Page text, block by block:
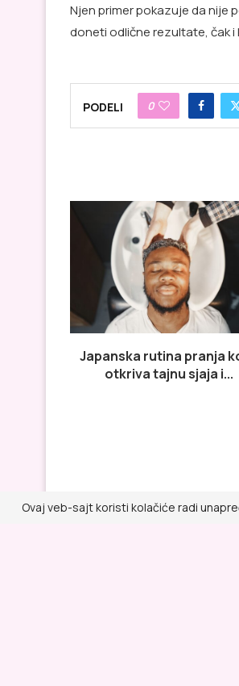
Njen primer pokazuje da nije
doneti odlične rezultate, čak
PODELI 0
Japanska rutina pranja
otkriva tajnu sjaja i...
Ovaj veb-sajt koristi kolačiće radi